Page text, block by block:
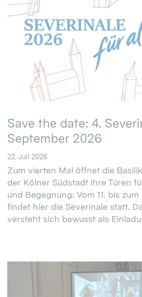
Save the date: 4.
September 2026
22. Juli 2026
Zum vierten Mal öffnet die
der Kölner Südstadt ihre Türen
und Begegnung: Vom 11. bis
findet hier die Severinale statt.
versteht sich bewusst als